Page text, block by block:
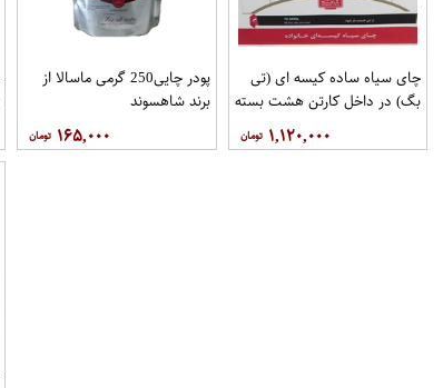
چای سیاه ساده کیسه ای (تی
بگ) در داخل کارتن هشت بسته
۱,۱۲۰,۰۰۰
پودر چایی250 گرمی ماسالا از
برند شاهسوند
۱۶۵,۰۰۰